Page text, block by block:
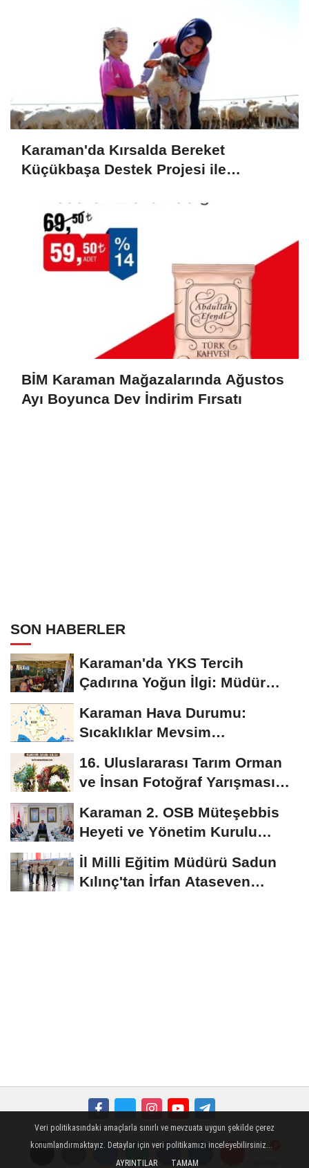
Karaman'da Kırsalda Bereket
Küçükbaşa Destek Projesi ile
BİM Karaman Mağazalarında Ağustos
Ayı Boyunca Dev İndirim Fırsatı
SON HABERLER
Karaman'da YKS Tercih
Çadırına Yoğun İlgi: Müdür
Karaman Hava Durumu:
Sıcaklıklar Mevsim
Seyredecek
16. Uluslararası Tarım Orman
ve İnsan Fotoğraf Yarışması
Karaman 2. OSB Müteşebbis
Heyeti ve Yönetim Kurulu
Toplantısı Gerçekleştirildi
İl Milli Eğitim Müdürü Sadun
Kılınç'tan İrfan Ataseven
Künye İletişim Çerez Politikası Gizlilik İlkeleri
Veri politikasındaki amaçlarla sınırlı ve mevzuata uygun şekilde çerez
konumlandırmaktayız. Detaylar için veri politikamızı inceleyebilirsiniz...
AYRINTILAR
TAMAM